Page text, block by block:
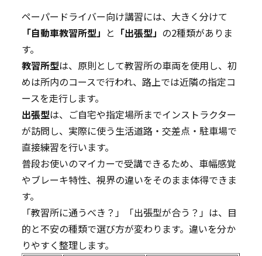
ペーパードライバー向け講習には、大きく分けて
「自動車教習所型」 と 「出張型」 の2種類がありま
す。
教習所型は、原則として教習所の車両を使用し、初
めは所内のコースで行われ、路上では近隣の指定コ
ースを走行します。
出張型は、ご自宅や指定場所までインストラクター
が訪問し、実際に使う生活道路・交差点・駐車場で
直接練習を行います。
普段お使いのマイカーで受講できるため、車幅感覚
やブレーキ特性、視界の違いをそのまま体得できま
す。
「教習所に通うべき？」「出張型が合う？」は、目
的と不安の種類で選び方が変わります。違いを分か
りやすく整理します。